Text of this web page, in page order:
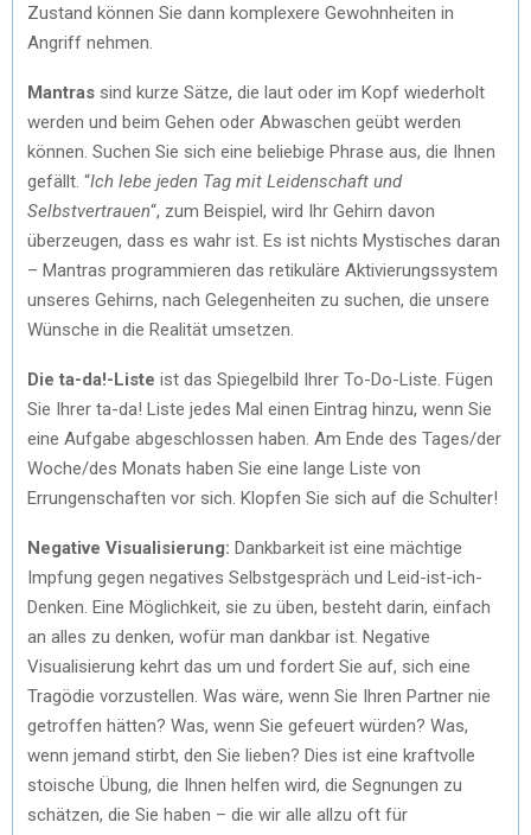
Zustand können Sie dann komplexere Gewohnheiten in
Angriff nehmen.
Mantras sind kurze Sätze, die laut oder im Kopf wiederholt
werden und beim Gehen oder Abwaschen geübt werden
können. Suchen Sie sich eine beliebige Phrase aus, die Ihnen
gefällt. “Ich lebe jeden Tag mit Leidenschaft und
Selbstvertrauen“, zum Beispiel, wird Ihr Gehirn davon
überzeugen, dass es wahr ist. Es ist nichts Mystisches daran
– Mantras programmieren das retikuläre Aktivierungssystem
unseres Gehirns, nach Gelegenheiten zu suchen, die unsere
Wünsche in die Realität umsetzen.
Die ta-da!-Liste ist das Spiegelbild Ihrer To-Do-Liste. Fügen
Sie Ihrer ta-da! Liste jedes Mal einen Eintrag hinzu, wenn Sie
eine Aufgabe abgeschlossen haben. Am Ende des Tages/der
Woche/des Monats haben Sie eine lange Liste von
Errungenschaften vor sich. Klopfen Sie sich auf die Schulter!
Negative Visualisierung: Dankbarkeit ist eine mächtige
Impfung gegen negatives Selbstgespräch und Leid-ist-ich-
Denken. Eine Möglichkeit, sie zu üben, besteht darin, einfach
an alles zu denken, wofür man dankbar ist. Negative
Visualisierung kehrt das um und fordert Sie auf, sich eine
Tragödie vorzustellen. Was wäre, wenn Sie Ihren Partner nie
getroffen hätten? Was, wenn Sie gefeuert würden? Was,
wenn jemand stirbt, den Sie lieben? Dies ist eine kraftvolle
stoische Übung, die Ihnen helfen wird, die Segnungen zu
schätzen, die Sie haben – die wir alle allzu oft für